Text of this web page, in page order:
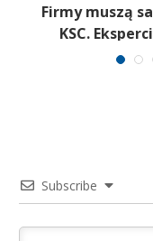
Firmy muszą
KSC.
Subscribe